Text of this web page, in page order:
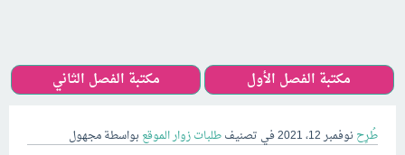
مكتبة الفصل الأول مكتبة الفصل الثاني
طُرِحنوفمبر 12، 2021 في تصنيفطلبات زوار الموقعبواسطةمجهول